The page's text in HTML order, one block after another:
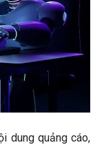
dung quảng cáo,